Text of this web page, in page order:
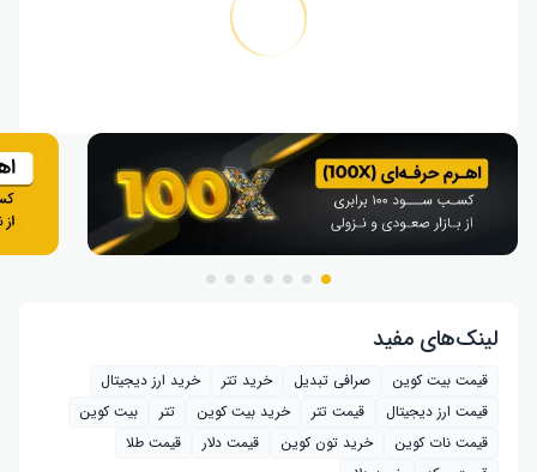
لینک‌های مفید
قیمت بیت کوین صرافی تبدیل خرید تتر
خرید ارز دیجیتال
قیمت ارز دیجیتال
قیمت تتر خرید بیت‌ کوین تتر
بیت کوین
قیمت نات کوین
خرید تون کوین قیمت دلار
قیمت طلا